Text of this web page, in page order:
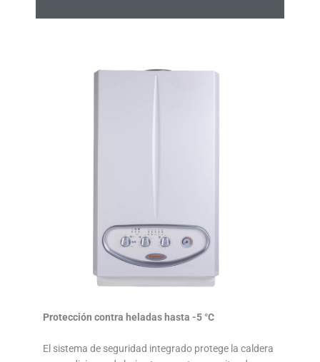
Protección contra heladas hasta -5 °C
El sistema de seguridad integrado protege la caldera